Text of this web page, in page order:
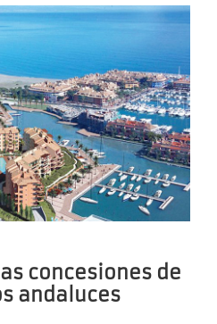
concesiones de
andaluces